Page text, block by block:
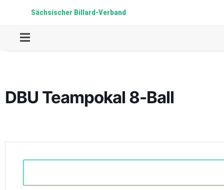
Sächsischer Billard-Verband
Home
DBU Teampokal 8-Ball